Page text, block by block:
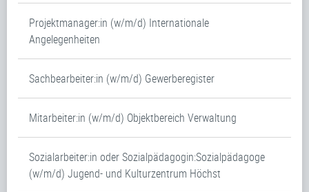
Projektmanager:in (w/m/d) Internationale
Angelegenheiten
Sachbearbeiter:in (w/m/d) Gewerberegister
Mitarbeiter:in (w/m/d) Objektbereich Verwaltung
Sozialarbeiter:in oder Sozialpädagogin:Sozialpädagoge
(w/m/d) Jugend- und Kulturzentrum Höchst